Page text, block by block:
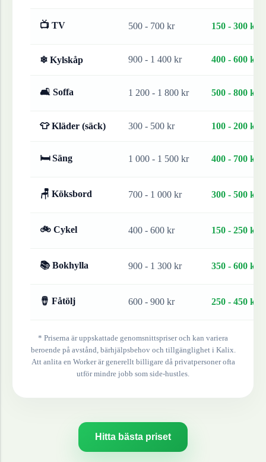
📺 TV 500 - 700 kr 150 - 300 kr
❄ Kylskåp 900 - 1 400 kr 400 - 600 kr
🛋 Soffa 1 200 - 1 800 kr 500 - 800 kr
👕 Kläder (säck) 300 - 500 kr 100 - 200 kr
🛏 Säng 1 000 - 1 500 kr 400 - 700 kr
🪑 Köksbord 700 - 1 000 kr 300 - 500 kr
🚲 Cykel 400 - 600 kr 150 - 250 kr
📚 Bokhylla 900 - 1 300 kr 350 - 600 kr
🪘 Fåtölj 600 - 900 kr 250 - 450 kr
* Priserna är uppskattade genomsnittspriser och kan variera
beroende på avstånd, bärhjälpsbehov och tillgänglighet i Kalix.
Att anlita en Worker är generellt billigare då privatpersoner ofta
utför mindre jobb som side-hustles.
Hitta bästa priset